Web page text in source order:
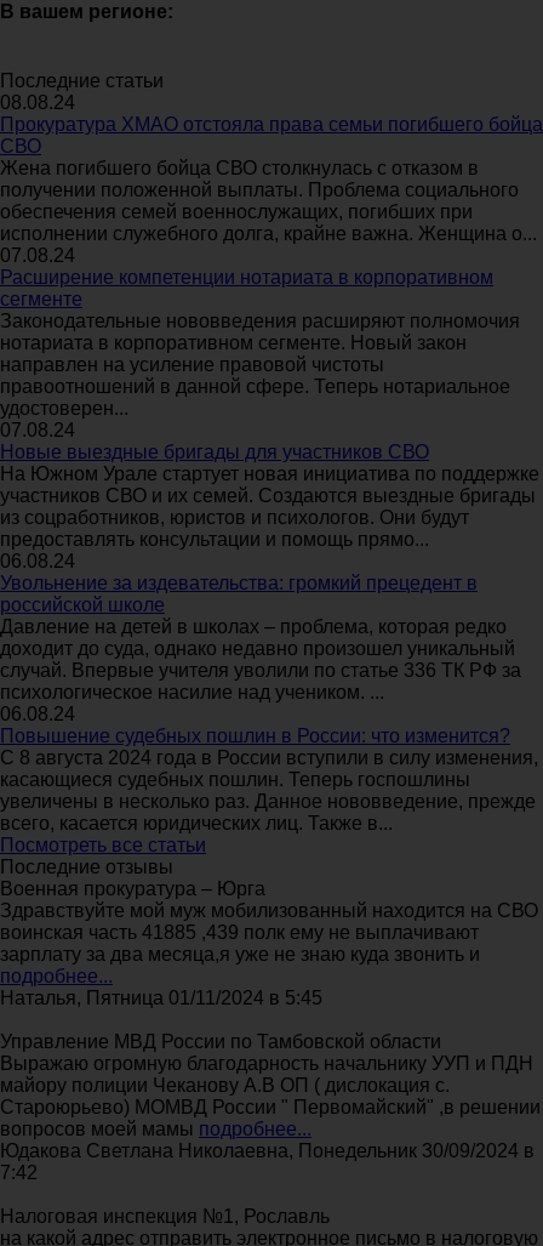
В вашем регионе:
Последние статьи
08.08.24
Прокуратура ХМАО отстояла права семьи погибшего бойца
СВО
Жена погибшего бойца СВО столкнулась с отказом в
получении положенной выплаты. Проблема социального
обеспечения семей военнослужащих, погибших при
исполнении служебного долга, крайне важна. Женщина о...
07.08.24
Расширение компетенции нотариата в корпоративном
сегменте
Законодательные нововведения расширяют полномочия
нотариата в корпоративном сегменте. Новый закон
направлен на усиление правовой чистоты
правоотношений в данной сфере. Теперь нотариальное
удостоверен...
07.08.24
Новые выездные бригады для участников СВО
На Южном Урале стартует новая инициатива по поддержке
участников СВО и их семей. Создаются выездные бригады
из соцработников, юристов и психологов. Они будут
предоставлять консультации и помощь прямо...
06.08.24
Увольнение за издевательства: громкий прецедент в
российской школе
Давление на детей в школах – проблема, которая редко
доходит до суда, однако недавно произошел уникальный
случай. Впервые учителя уволили по статье 336 ТК РФ за
психологическое насилие над учеником. ...
06.08.24
Повышение судебных пошлин в России: что изменится?
С 8 августа 2024 года в России вступили в силу изменения,
касающиеся судебных пошлин. Теперь госпошлины
увеличены в несколько раз. Данное нововведение, прежде
всего, касается юридических лиц. Также в...
Посмотреть все статьи
Последние отзывы
Военная прокуратура – Юрга
Здравствуйте мой муж мобилизованный находится на СВО
воинская часть 41885 ,439 полк ему не выплачивают
зарплату за два месяца,я уже не знаю куда звонить и
подробнее...
Наталья, Пятница 01/11/2024 в 5:45
Управление МВД России по Тамбовской области
Выражаю огромную благодарность начальнику УУП и ПДН
майору полиции Чеканову А.В ОП ( дислокация с.
Староюрьево) МОМВД России " Первомайский" ,в решении
вопросов моей мамы подробнее...
Юдакова Светлана Николаевна, Понедельник 30/09/2024 в
7:42
Налоговая инспекция №1, Рославль
на какой адрес отправить электронное письмо в налоговую